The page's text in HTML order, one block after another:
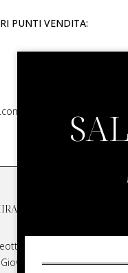
PUNTI VENDITA:
91
in Fiore Italia